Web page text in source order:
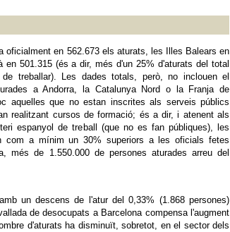
oficialment en 562.673 els aturats, les Illes Balears en
en 501.315 (és a dir, més d'un 25% d'aturats del total
treballar). Les dades totals, però, no inclouen el
a Andorra, la Catalunya Nord o la Franja de
aquelles que no estan inscrites als serveis públics
realitzant cursos de formació; és a dir, i atenent als
espanyol de treball (que no es fan públiques), les
com a mínim un 30% superiors a les oficials fetes
més de 1.550.000 de persones aturades arreu del
un descens de l'atur del 0,33% (1.868 persones)
de desocupats a Barcelona compensa l'augment
d'aturats ha disminuït, sobretot, en el sector dels